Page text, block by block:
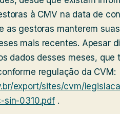
à CMV na data de
as gestoras manterem
mais recentes. Apesar
dados desses meses, que
regulação da CVM:
export/sites/cvm/
sin-0310.pdf.